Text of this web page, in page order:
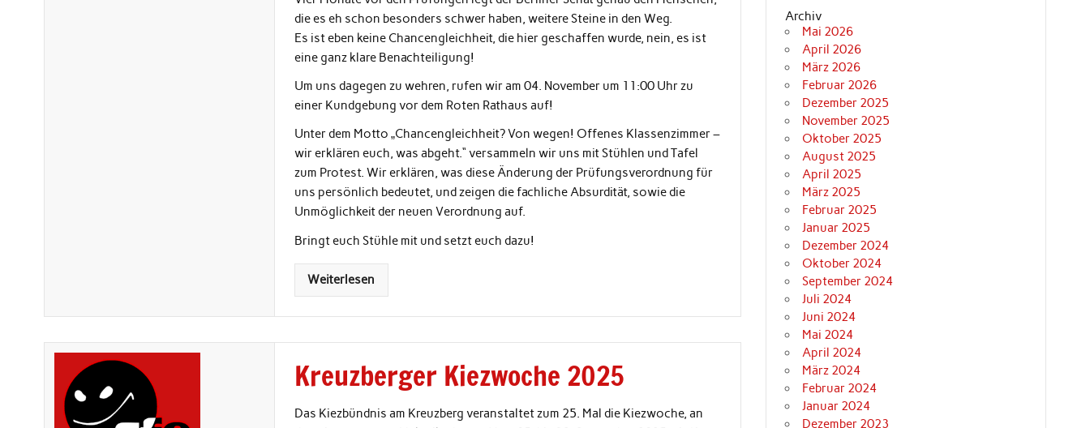
die es eh schon besonders schwer haben, weitere Steine in den Weg.
Es ist eben keine Chancengleichheit, die hier geschaffen wurde, nein, es ist
eine ganz klare Benachteiligung!
Um uns dagegen zu wehren, rufen wir am 04. November um 11:00 Uhr zu
einer Kundgebung vor dem Roten Rathaus auf!
Unter dem Motto „Chancengleichheit? Von wegen! Offenes Klassenzimmer –
wir erklären euch, was abgeht.“ versammeln wir uns mit Stühlen und Tafel
zum Protest. Wir erklären, was diese Änderung der Prüfungsverordnung für
uns persönlich bedeutet, und zeigen die fachliche Absurdität, sowie die
Unmöglichkeit der neuen Verordnung auf.
Bringt euch Stühle mit und setzt euch dazu!
Weiterlesen
Kreuzberger Kiezwoche 2025
Das Kiezbündnis am Kreuzberg veranstaltet zum 25. Mal die Kiezwoche, an
Archiv
Mai 2026
April 2026
März 2026
Februar 2026
Dezember 2025
November 2025
Oktober 2025
August 2025
April 2025
März 2025
Februar 2025
Januar 2025
Dezember 2024
Oktober 2024
September 2024
Juli 2024
Juni 2024
Mai 2024
April 2024
März 2024
Februar 2024
Januar 2024
Dezember 2023